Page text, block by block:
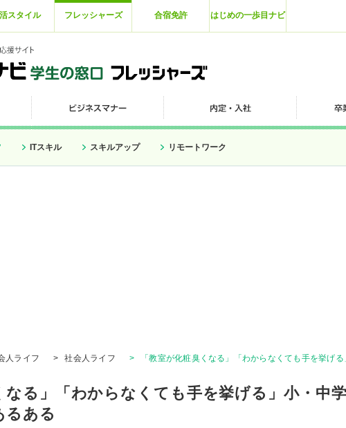
スタイル フレッシャーズ 合宿免許 はじめの一歩目ナビ
ITスキル スキルアップ リモートワーク
人ライフ > 社会人ライフ > 「教室が化粧臭くなる」「わからなくても手を挙げ
なる」「わからなくても手を挙げる」小・中学
るある